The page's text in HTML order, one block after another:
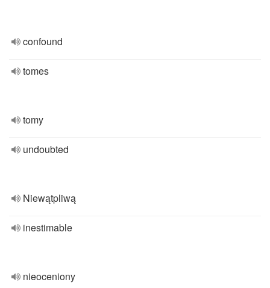
confound
tomes
tomy
undoubted
Niewątpliwą
inestimable
nieoceniony